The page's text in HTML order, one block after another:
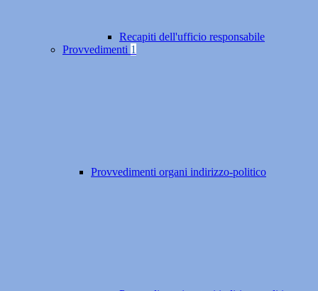
Recapiti dell'ufficio responsabile
Provvedimenti 1
Provvedimenti organi indirizzo-politico